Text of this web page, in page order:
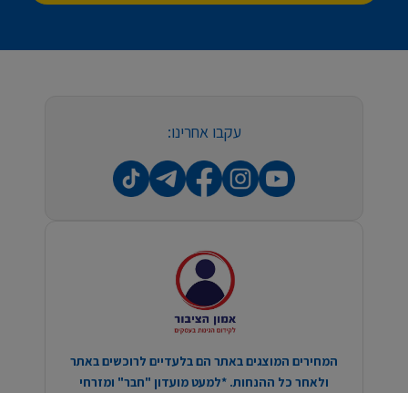
עקבו אחרינו:
המחירים המוצגים באתר הם בלעדיים לרוכשים באתר
ולאחר כל ההנחות. *למעט מועדון "חבר" ומזרחי